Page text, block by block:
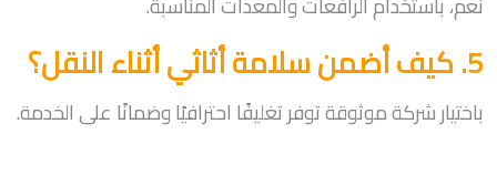
5. كيف أضمن سلامة أثاثي أثناء النقل؟
باختيار شركة موثوقة توفر تغليفًا احترافيًا وضمانًا على الخدمة.